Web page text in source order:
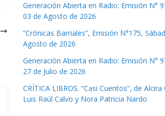
Generación Abierta en Radio: Emisión N°
03 de Agosto de 2026
“Crónicas Barriales”, Emisión N°175,
Agosto de 2026
Generación Abierta en Radio: Emisión N°
27 de Julio de 2026
CRÍTICA LIBROS. “Casi Cuentos”, de
Luis Raúl Calvo y Nora Patricia Nardo